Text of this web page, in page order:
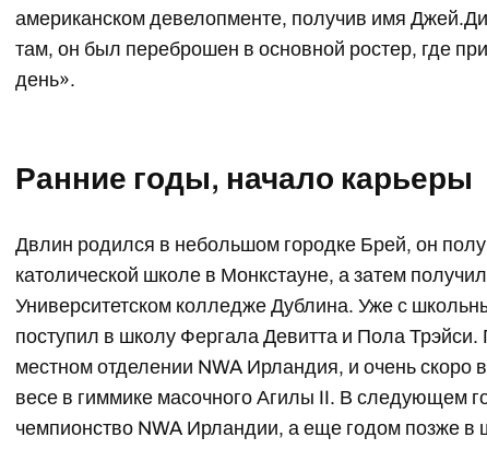
американском девелопменте, получив имя
там, он был переброшен в основной ростер, где
день».
Ранние годы, начало карьеры
Двлин родился в небольшом городке Брей, он
католической школе в Монкстауне, а затем
Университетском колледже Дублина. Уже с
поступил в школу Фергала Девитта и Пола Трэйси.
местном отделении NWA Ирландия, и очень
весе в гиммике масочного Агилы II. В следующем
чемпионство NWA Ирландии, а еще годом позже